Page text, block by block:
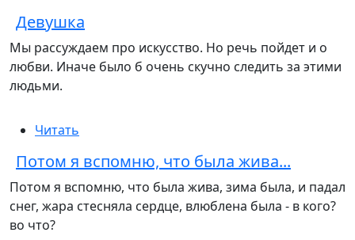
Девушка
Мы рассуждаем про искусство. Но речь пойдет и о
любви. Иначе было б очень скучно следить за этими
людьми.
Читать
Потом я вспомню, что была жива...
Потом я вспомню, что была жива, зима была, и падал
снег, жара стесняла сердце, влюблена была - в кого?
во что?